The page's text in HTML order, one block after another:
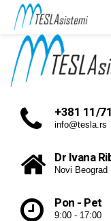
+381 11/
info@tesla.rs
Dr Ivana
Novi Beograd
Pon - Pet
9:00 - 17:00